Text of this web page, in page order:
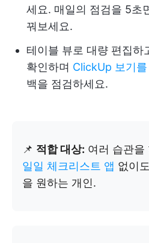
세요. 매일의 점검을 5초
꿔보세요.
테이블 뷰로 대량 편집하
확인하며 ClickUp 보기를
백을 점검하세요.
📌 적합 대상: 여러 습관을
일일 체크리스트 앱 없이
을 원하는 개인.